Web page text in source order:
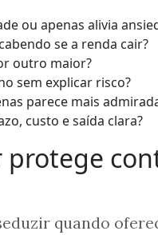
ou apenas alivia
se a renda cair?
outro maior?
sem explicar risco?
parece mais
custo e saída clara?
quando